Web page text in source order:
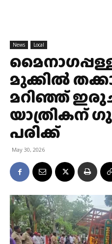
News Local
മുക്കിൽ
മറിഞ്ഞ്
യാത്രികന്
പരിക്ക്
May 30, 2026